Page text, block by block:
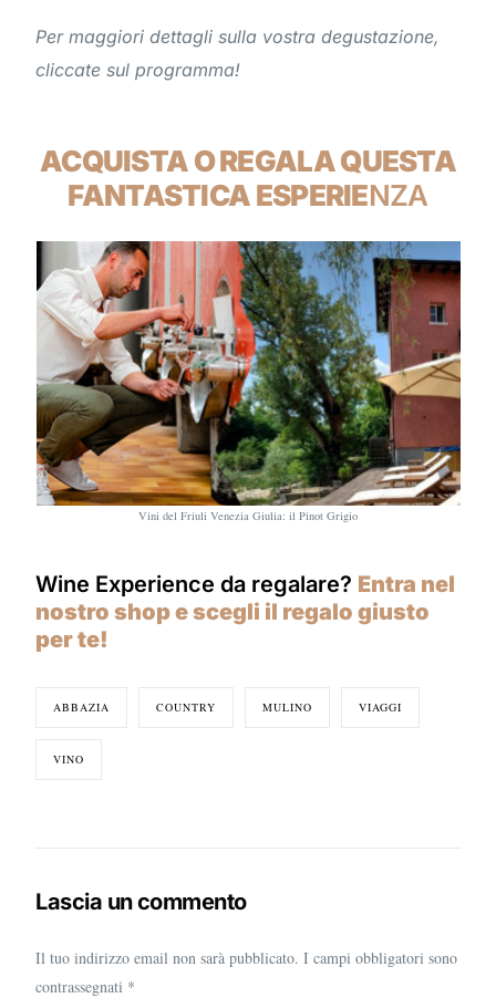
Per maggiori dettagli sulla vostra degustazione,
cliccate sul programma!
ACQUISTA O REGALA QUESTA
FANTASTICA ESPERIENZA
Vini del Friuli Venezia Giulia: il Pinot Grigio
Wine Experience da regalare? Entra nel
nostro shop e scegli il regalo giusto
per te!
ABBAZIA COUNTRY MULINO VIAGGI
VINO
Lascia un commento
Il tuo indirizzo email non sarà pubblicato. I campi obbligatori sono
contrassegnati *